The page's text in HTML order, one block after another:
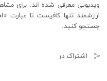
ویدیویی معرفی شده اند. برای
ارزشمند تنها کافیست تا عبارت «
جستجو کنید.
اشتراک در